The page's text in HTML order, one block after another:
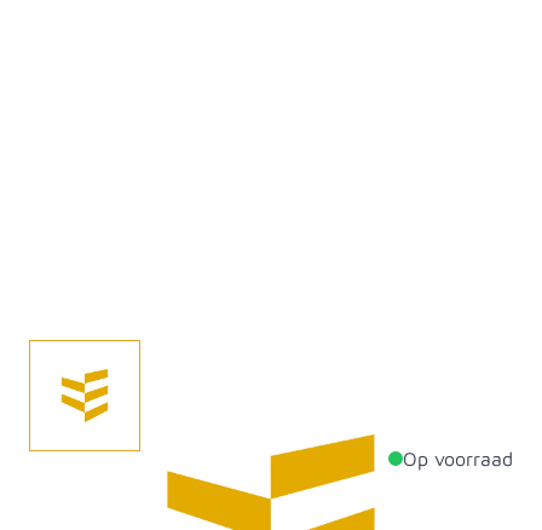
Op voorraad
Productdetails